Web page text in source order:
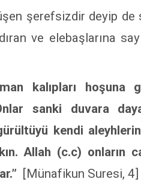
şerefsizdir deyip de
ve elebaşlarına
kalıpları hoşuna
sanki duvara
kendi
Allah (c.c) onların
[Münafikun Suresi, 4]